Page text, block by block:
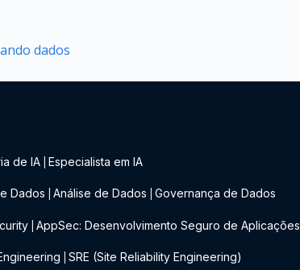
dados
de IA Especialista em IA
Dados Análise de Dados Governança de Dados
AppSec: Desenvolvimento Seguro de Aplicações
SRE (Site Reliability Engineering)